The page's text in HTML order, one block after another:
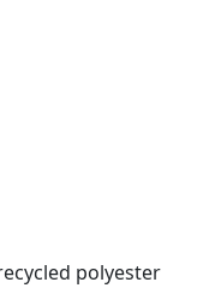
polyester